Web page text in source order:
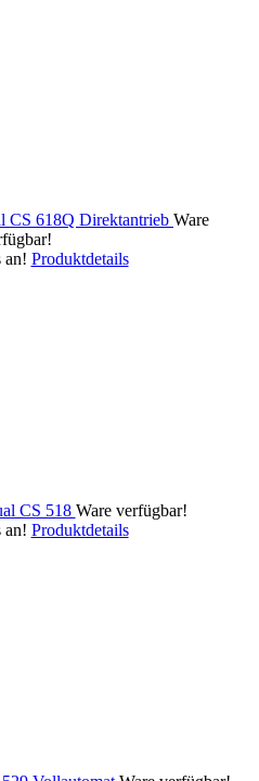
CS 618Q Direktantrieb Ware
an! Produktdetails
CS 518 Ware verfügbar!
an! Produktdetails